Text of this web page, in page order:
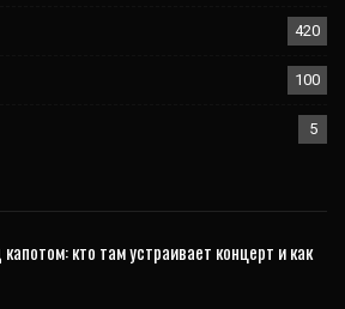
420
100
5
кто там устраивает концерт и как